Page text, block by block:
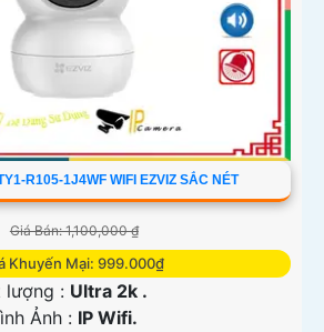
R105-1J4WF WIFI EZVIZ SẮC NÉT
Giá Bán: 1,100,000 ₫
Khuyến Mại: 999.000₫
lượng : Ultra 2k .
Ảnh : IP Wifi.